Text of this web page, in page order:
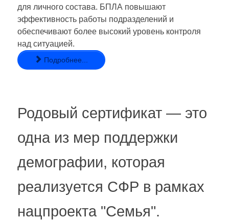
для личного состава. БПЛА повышают
эффективность работы подразделений и
обеспечивают более высокий уровень контроля
над ситуацией.
Подробнее...
Родовый сертификат — это
одна из мер поддержки
демографии, которая
реализуется СФР в рамках
нацпроекта "Семья".